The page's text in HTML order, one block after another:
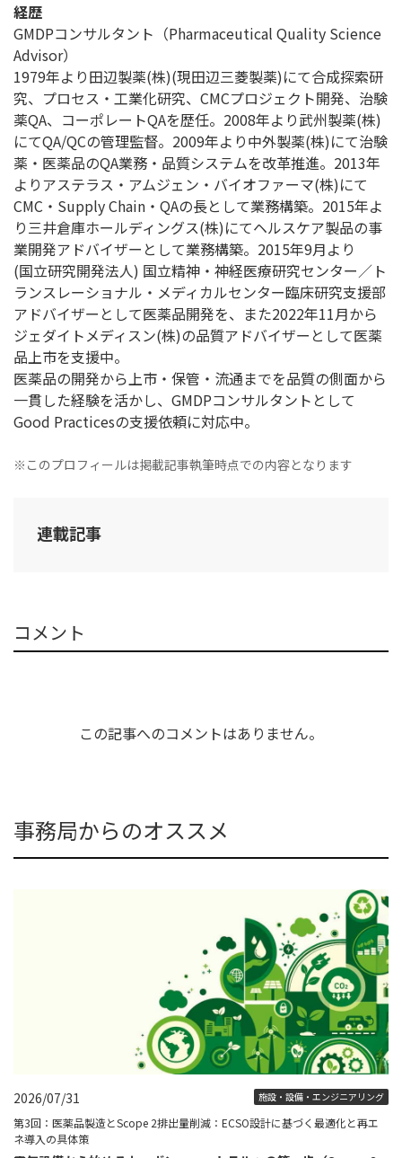
経歴
GMDPコンサルタント（Pharmaceutical Quality Science
Advisor）
1979年より田辺製薬(株)(現田辺三菱製薬)にて合成探索研
究、プロセス・工業化研究、CMCプロジェクト開発、治験
薬QA、コーポレートQAを歴任。2008年より武州製薬(株)
にてQA/QCの管理監督。2009年より中外製薬(株)にて治験
薬・医薬品のQA業務・品質システムを改革推進。2013年
よりアステラス・アムジェン・バイオファーマ(株)にて
CMC・Supply Chain・QAの長として業務構築。2015年よ
り三井倉庫ホールディングス(株)にてヘルスケア製品の事
業開発アドバイザーとして業務構築。2015年9月より
(国立研究開発法人) 国立精神・神経医療研究センター／ト
ランスレーショナル・メディカルセンター臨床研究支援部
アドバイザーとして医薬品開発を、また2022年11月から
ジェダイトメディスン(株)の品質アドバイザーとして医薬
品上市を支援中。
医薬品の開発から上市・保管・流通までを品質の側面から
一貫した経験を活かし、GMDPコンサルタントとして
Good Practicesの支援依頼に対応中。
※このプロフィールは掲載記事執筆時点での内容となります
連載記事
コメント
この記事へのコメントはありません。
事務局からのオススメ
2026/07/31 施設・設備・エンジニアリング
第3回：医薬品製造とScope 2排出量削減：ECSO設計に基づく最適化と再エ
ネ導入の具体策